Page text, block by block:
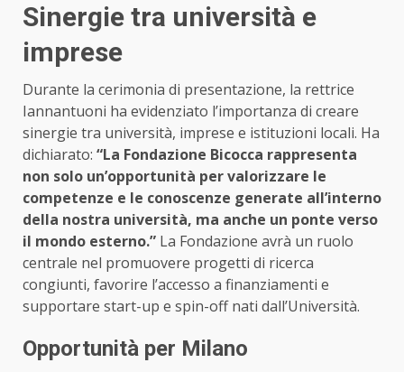
Sinergie tra università e
imprese
Durante la cerimonia di presentazione, la rettrice
Iannantuoni ha evidenziato l’importanza di creare
sinergie tra università, imprese e istituzioni locali. Ha
dichiarato: “La Fondazione Bicocca rappresenta
non solo un’opportunità per valorizzare le
competenze e le conoscenze generate all’interno
della nostra università, ma anche un ponte verso
il mondo esterno.” La Fondazione avrà un ruolo
centrale nel promuovere progetti di ricerca
congiunti, favorire l’accesso a finanziamenti e
supportare start-up e spin-off nati dall’Università.
Opportunità per Milano